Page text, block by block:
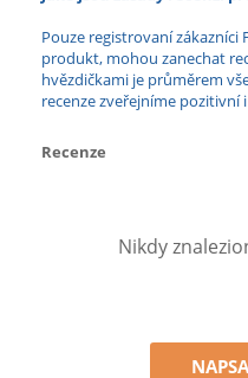
Pouze registrovaní zákazníci
produkt, mohou zanechat
hvězdičkami je průměrem
recenze zveřejníme pozitivní
Recenze
Nikdy